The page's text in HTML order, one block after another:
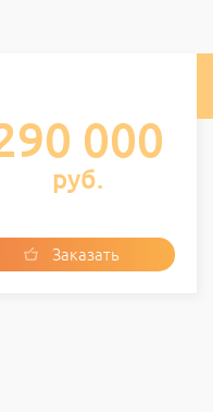
000
руб.